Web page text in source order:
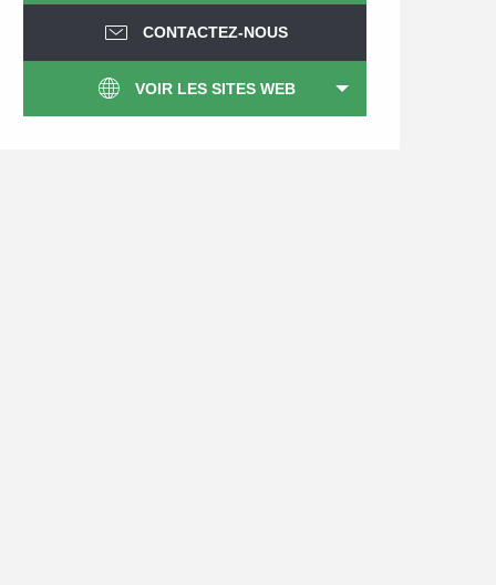
CONTACTEZ-NOUS
VOIR LES SITES WEB